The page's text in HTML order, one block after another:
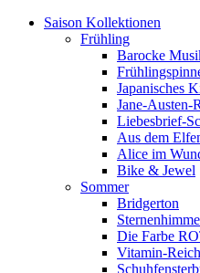
Saison Kollektionen
Frühling
Barocke
Japanisches
Jane-Austen-
Liebesbrief-
Aus dem
Alice im
Bike & Jewel
Sommer
Bridgerton
Die Farbe
Vitamin-Reich